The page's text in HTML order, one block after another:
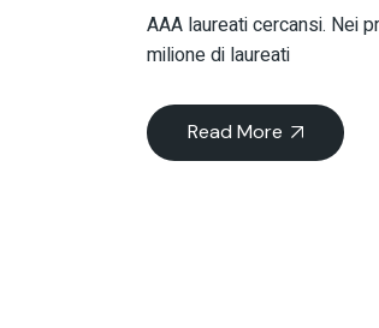
AAA laureati cercansi. Nei
milione di laureati
Read More